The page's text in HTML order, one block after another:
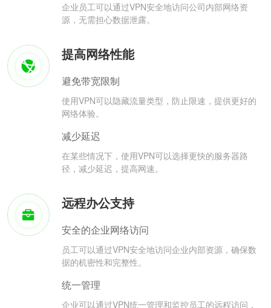
企业员工可以通过VPN安全地访问公司内部网络资
源，无需担心数据泄露。
提高网络性能
避免带宽限制
使用VPN可以隐藏流量类型，防止限速，提供更好的
网络体验。
减少延迟
在某些情况下，使用VPN可以选择更快的服务器路
径，减少延迟，提高网速。
远程办公支持
安全的企业网络访问
员工可以通过VPN安全地访问企业内部资源，确保数
据的机密性和完整性。
统一管理
企业可以通过VPN统一管理和监控员工的远程访问，